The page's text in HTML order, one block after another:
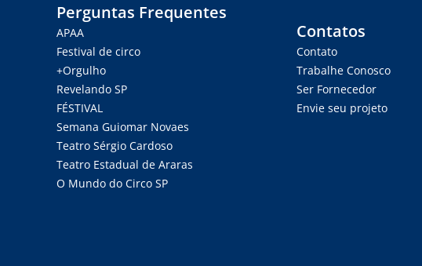
Perguntas Frequentes
APAA
Festival de circo
+Orgulho
Revelando SP
FÉSTIVAL
Semana Guiomar Novaes
Teatro Sérgio Cardoso
Teatro Estadual de Araras
O Mundo do Circo SP
Contatos
Contato
Trabalhe Conosco
Ser Fornecedor
Envie seu projeto